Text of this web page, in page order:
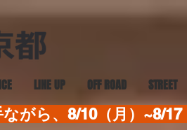
LINE UP OFF ROAD STREET
がら、8/10（月）~8/